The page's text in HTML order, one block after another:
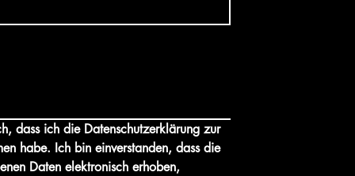
dass ich die Datenschutzerklärung zur
habe. Ich bin einverstanden, dass die
Daten elektronisch erhoben,